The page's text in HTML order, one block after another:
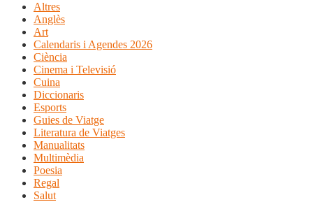
Altres
Anglès
Art
Calendaris i Agendes 2026
Ciència
Cinema i Televisió
Cuina
Diccionaris
Esports
Guies de Viatge
Literatura de Viatges
Manualitats
Multimèdia
Poesia
Regal
Salut